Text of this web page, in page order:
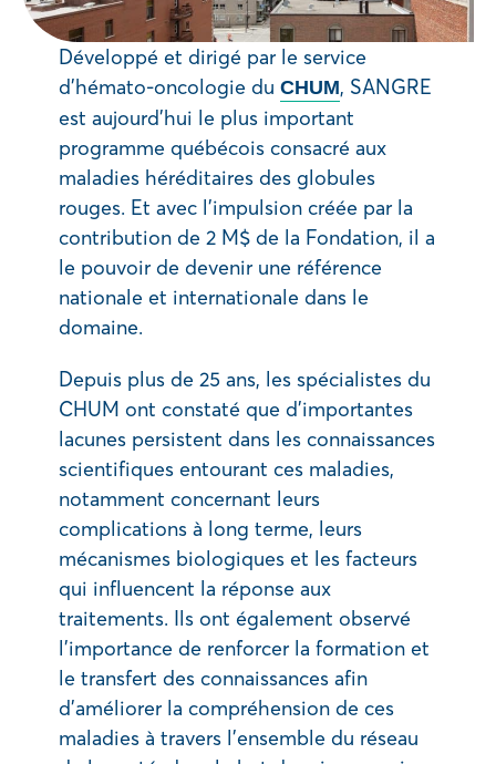
Développé et dirigé par le service
d’hémato-oncologie du CHUM, SANGRE
est aujourd’hui le plus important
programme québécois consacré aux
maladies héréditaires des globules
rouges. Et avec l’impulsion créée par la
contribution de 2 M$ de la Fondation, il a
le pouvoir de devenir une référence
nationale et internationale dans le
domaine.
Depuis plus de 25 ans, les spécialistes du
CHUM ont constaté que d’importantes
lacunes persistent dans les connaissances
scientifiques entourant ces maladies,
notamment concernant leurs
complications à long terme, leurs
mécanismes biologiques et les facteurs
qui influencent la réponse aux
traitements. Ils ont également observé
l’importance de renforcer la formation et
le transfert des connaissances afin
d’améliorer la compréhension de ces
maladies à travers l’ensemble du réseau